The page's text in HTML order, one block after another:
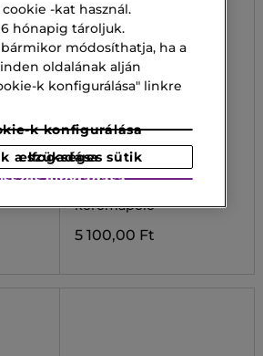
TEAOLOGY
WHITE TEA
körömápoló
5 100,00 Ft
-kat használ.
hónapig tároljuk.
módosíthatja, ha a
oldalának alján
k konfigurálása" linkre
k konfigurálása
Csak a szükséges sütik elfogadása
elfogadása